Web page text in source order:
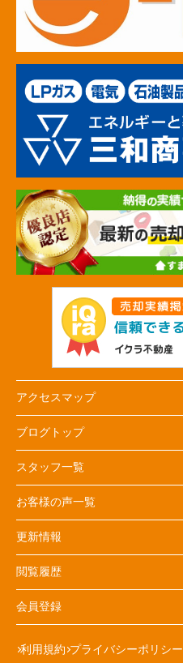
アクセスマップ
ブログトップ
スタッフ一覧
お客様の声一覧
更新情報
閲覧履歴
会員登録
利用規約 プライバシーポリシー